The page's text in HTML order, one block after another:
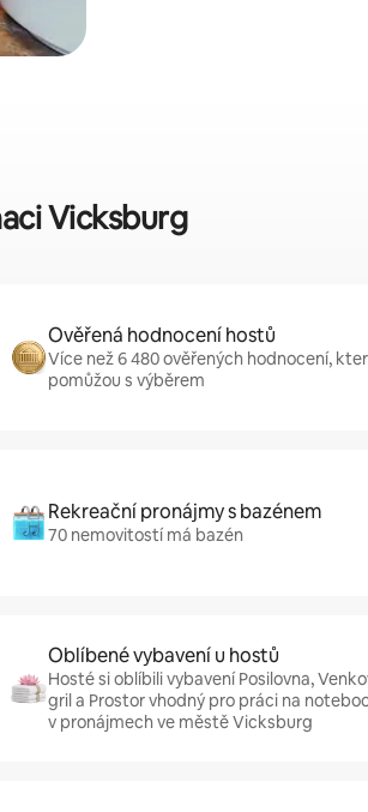
Vicksburg
Ověřená hodnocení hostů
Více než 6 480 ověřených hodnocení,
pomůžou s výběrem
Rekreační pronájmy s bazénem
70 nemovitostí má bazén
Oblíbené vybavení u hostů
Hosté si oblíbili vybavení Posilovna,
gril a Prostor vhodný pro práci na
v pronájmech ve městě Vicksburg